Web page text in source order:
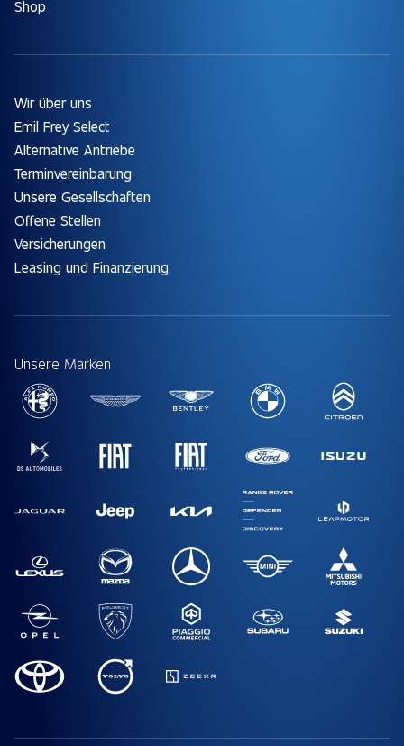
Shop
Wir über uns
Emil Frey Select
Alternative Antriebe
Terminvereinbarung
Unsere Gesellschaften
Offene Stellen
Versicherungen
Leasing und Finanzierung
Unsere Marken